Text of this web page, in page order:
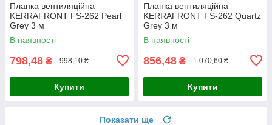
Планка вентиляційна
KERRAFRONT FS-262 Pearl
Grey 3 м
В наявності
798,48 ₴ 998,10 ₴
Купити
Планка вентиляційна
KERRAFRONT FS-262 Quartz
Grey 3 м
В наявності
856,48 ₴ 1 070,60 ₴
Купити
Показати ще